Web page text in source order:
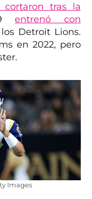
cortaron tras la
entrenó con
Detroit Lions.
en 2022, pero
Images